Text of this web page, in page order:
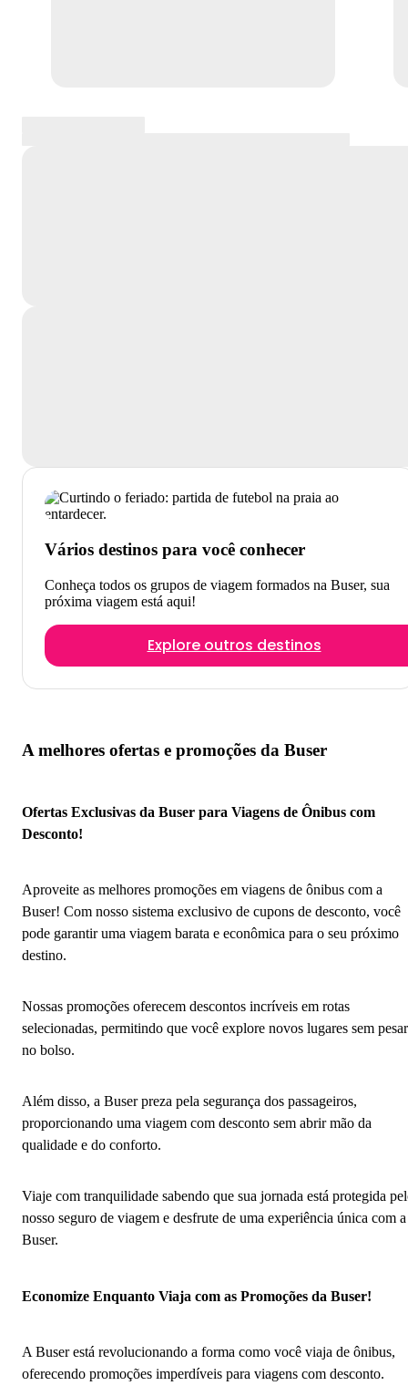
Vários destinos para você conhecer
Conheça todos os grupos de viagem formados na Buser, sua
próxima viagem está aqui!
Explore outros destinos
A melhores ofertas e promoções da Buser
Ofertas Exclusivas da Buser para Viagens de Ônibus com
Desconto!
Aproveite as melhores promoções em viagens de ônibus com a
Buser! Com nosso sistema exclusivo de cupons de desconto, você
pode garantir uma viagem barata e econômica para o seu próximo
destino.
Nossas promoções oferecem descontos incríveis em rotas
selecionadas, permitindo que você explore novos lugares sem pesar
no bolso.
Além disso, a Buser preza pela segurança dos passageiros,
proporcionando uma viagem com desconto sem abrir mão da
qualidade e do conforto.
Viaje com tranquilidade sabendo que sua jornada está protegida
nosso seguro de viagem e desfrute de uma experiência única com a
Buser.
Economize Enquanto Viaja com as Promoções da Buser!
A Buser está revolucionando a forma como você viaja de ônibus,
oferecendo promoções imperdíveis para viagens com desconto.